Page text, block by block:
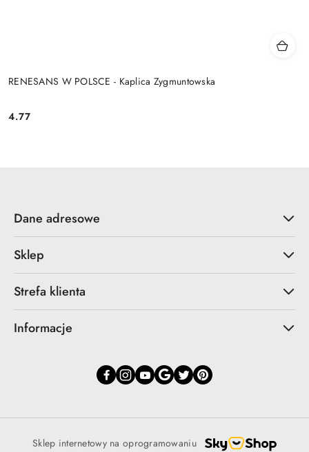
RENESANS W POLSCE - Kaplica Zygmuntowska
Cena:
4.77
Dane adresowe
Sklep
Strefa klienta
Informacje
Sklep internetowy na oprogramowaniu